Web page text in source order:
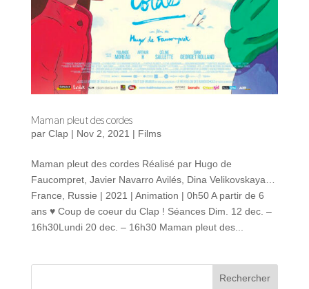
Maman pleut des cordes
par Clap| Nov 2, 2021 | Films
Maman pleut des cordes Réalisé par Hugo de
Faucompret, Javier Navarro Avilés, Dina Velikovskaya…
France, Russie | 2021 | Animation | 0h50 A partir de 6
ans ♥ Coup de coeur du Clap ! Séances Dim. 12 dec. –
16h30Lundi 20 dec. – 16h30 Maman pleut des...